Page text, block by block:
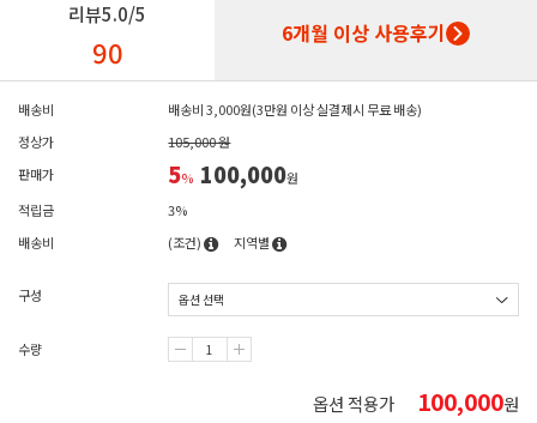
리뷰5.0/5
90 6개월 이상 사용후기
배송비
배송비 3,000원(3만원 이상 실결제시 무료 배송)
정상가
105,000 원
판매가
5% 100,000원
적립금
3%
배송비
(조건) 지역별
구성
수량
옵션 적용가 100,000원